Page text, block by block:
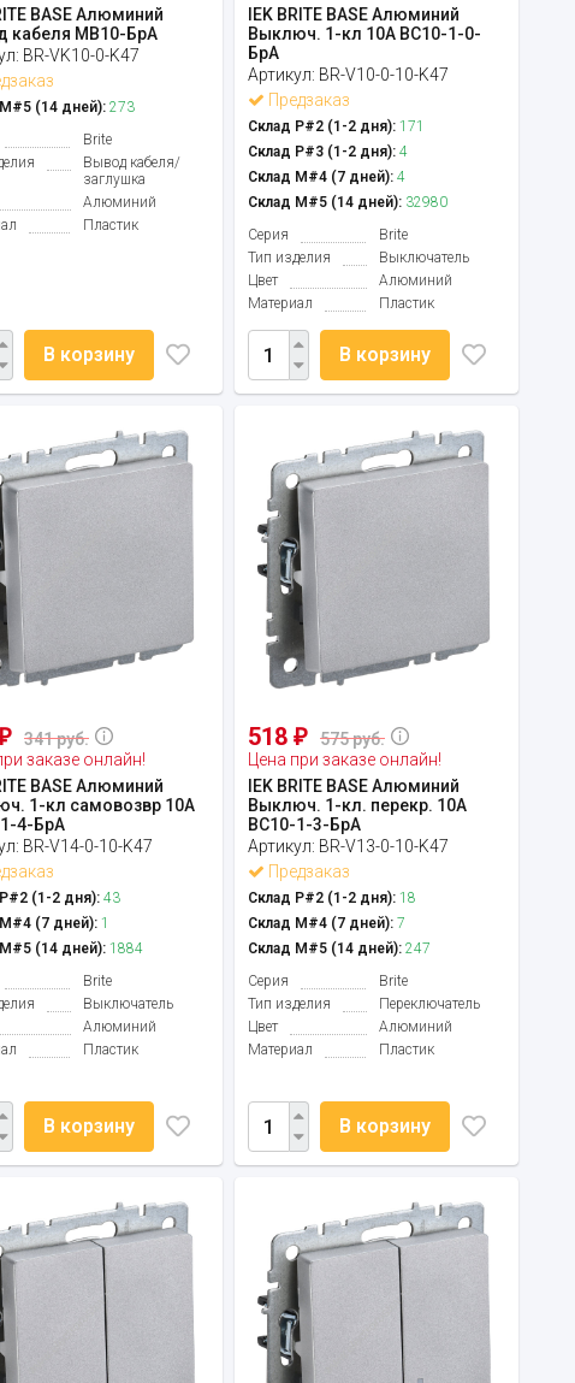
BASE Алюминий
кабеля МВ10-БрА
BR-VK10-0-K47
(14 дней): 273
Brite
Вывод кабеля/
заглушка
Алюминий
Пластик
В корзину
IEK BRITE BASE Алюминий
Выключ. 1-кл 10А ВС10-1-0-
БрА
Артикул: BR-V10-0-10-K47
Предзаказ
Склад Р#2 (1-2 дня): 171
Склад Р#3 (1-2 дня): 4
Склад М#4 (7 дней): 4
Склад М#5 (14 дней): 32980
Серия
Brite
Тип изделия
Выключатель
Цвет
Алюминий
Материал
Пластик
В корзину
341 руб.
заказе онлайн!
BASE Алюминий
1-кл самовозвр 10А
4-БрА
BR-V14-0-10-K47
(1-2 дня): 43
(7 дней): 1
(14 дней): 1884
Brite
Выключатель
Алюминий
Пластик
В корзину
518 ₽
575 руб.
Цена при заказе онлайн!
IEK BRITE BASE Алюминий
Выключ. 1-кл. перекр. 10А
ВС10-1-3-БрА
Артикул: BR-V13-0-10-K47
Предзаказ
Склад Р#2 (1-2 дня): 18
Склад М#4 (7 дней): 7
Склад М#5 (14 дней): 247
Серия
Brite
Тип изделия
Переключатель
Цвет
Алюминий
Материал
Пластик
В корзину